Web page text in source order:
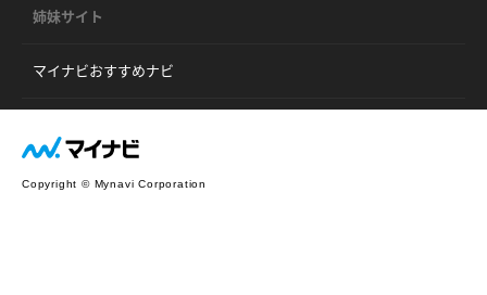
姉妹サイト
マイナビおすすめナビ
Copyright © Mynavi Corporation